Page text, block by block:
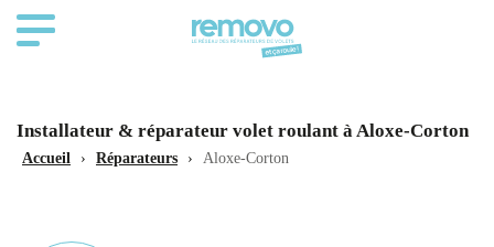
Installateur & réparateur volet roulant à Aloxe-Corton
Accueil › Réparateurs › Aloxe-Corton